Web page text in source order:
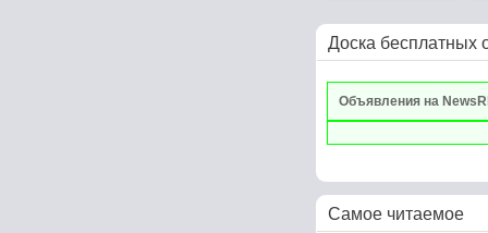
Доска бесплатных
Объявления на
Самое читаемое